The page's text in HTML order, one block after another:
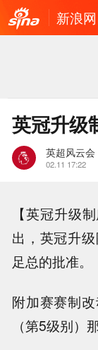
新浪网
英冠升级
英超风云会
02.11 17:22
【英冠升级
出，英冠升
足总的批准。
附加赛赛制
（第5级别）